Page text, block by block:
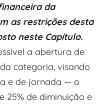
da
as restrições desta
neste Capítulo.
a abertura de
categoria, visando
e de jornada — o
25% de diminuição e